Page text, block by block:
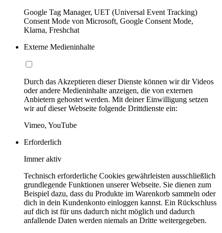
Google Tag Manager, UET (Universal Event Tracking)
Consent Mode von Microsoft, Google Consent Mode,
Klarna, Freshchat
Externe Medieninhalte
Durch das Akzeptieren dieser Dienste können wir dir Videos
oder andere Medieninhalte anzeigen, die von externen
Anbietern gehostet werden. Mit deiner Einwilligung setzen
wir auf dieser Webseite folgende Drittdienste ein:
Vimeo, YouTube
Erforderlich
Immer aktiv
Technisch erforderliche Cookies gewährleisten ausschließlich
grundlegende Funktionen unserer Webseite. Sie dienen zum
Beispiel dazu, dass du Produkte im Warenkorb sammeln oder
dich in dein Kundenkonto einloggen kannst. Ein Rückschluss
auf dich ist für uns dadurch nicht möglich und dadurch
anfallende Daten werden niemals an Dritte weitergegeben.